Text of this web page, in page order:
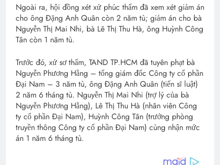
Ngoài ra, hội đồng xét xử phúc thẩm đã xem xét giảm án
cho ông Đặng Anh Quân còn 2 năm tù; giảm án cho bà
Nguyễn Thị Mai Nhi, bà Lê Thị Thu Hà, ông Huỳnh Công
Tân còn 1 năm tù.
Trước đó, xử sơ thẩm, TAND TP.HCM đã tuyên phạt bà
Nguyễn Phương Hằng – tổng giám đốc Công ty cổ phần
Đại Nam – 3 năm tù, ông Đặng Anh Quân (tiến sĩ luật)
2 năm 6 tháng tù. Nguyễn Thị Mai Nhi (trợ lý của bà
Nguyễn Phương Hằng), Lê Thị Thu Hà (nhân viên Công
ty cổ phần Đại Nam), Huỳnh Công Tân (trưởng phòng
truyền thông Công ty cổ phần Đại Nam) cùng nhận mức
án 1 năm 6 tháng tù.